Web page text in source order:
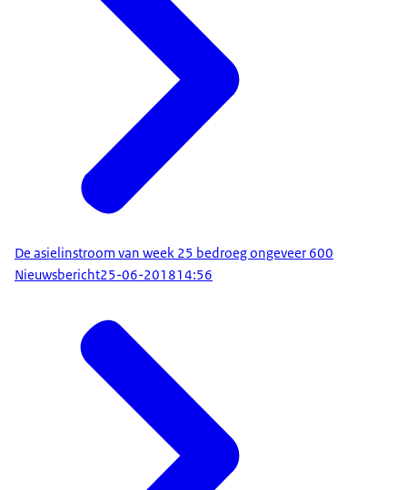
De asielinstroom van week 25 bedroeg ongeveer 600
Nieuwsbericht25-06-201814:56